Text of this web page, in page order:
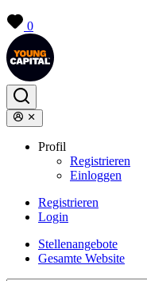
0
Profil
Registrieren
Einloggen
Registrieren
Login
Stellenangebote
Gesamte Website